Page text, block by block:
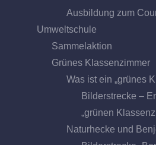
Ausbildung zum
Umweltschule
Sammelaktion
Grünes Klassenzimmer
Was ist ein „grünes
Bilderstrecke –
„grünen
Naturhecke und